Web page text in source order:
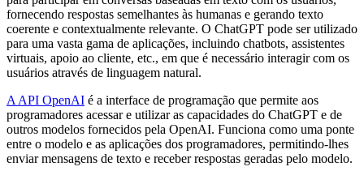
fornecendo respostas semelhantes às humanas e gerando texto
coerente e contextualmente relevante. O ChatGPT pode ser utilizado
para uma vasta gama de aplicações, incluindo chatbots, assistentes
virtuais, apoio ao cliente, etc., em que é necessário interagir com os
usuários através de linguagem natural.
A API OpenAI é a interface de programação que permite aos
programadores acessar e utilizar as capacidades do ChatGPT e de
outros modelos fornecidos pela OpenAI. Funciona como uma ponte
entre o modelo e as aplicações dos programadores, permitindo-lhes
enviar mensagens de texto e receber respostas geradas pelo modelo.